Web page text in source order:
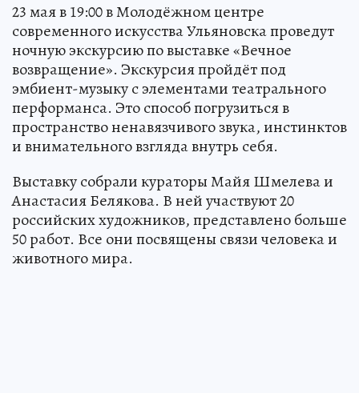
23 мая в 19:00 в Молодёжном центре
современного искусства Ульяновска проведут
ночную экскурсию по выставке «Вечное
возвращение». Экскурсия пройдёт под
эмбиент-музыку с элементами театрального
перформанса. Это способ погрузиться в
пространство ненавязчивого звука, инстинктов
и внимательного взгляда внутрь себя.
Выставку собрали кураторы Майя Шмелева и
Анастасия Белякова. В ней участвуют 20
российских художников, представлено больше
50 работ. Все они посвящены связи человека и
животного мира.